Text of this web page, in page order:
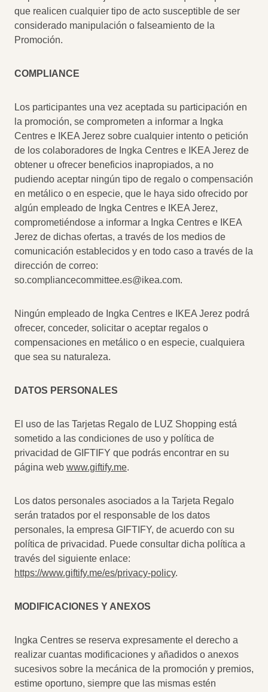
que realicen cualquier tipo de acto susceptible de ser
considerado manipulación o falseamiento de la
Promoción.
COMPLIANCE
Los participantes una vez aceptada su participación en
la promoción, se comprometen a informar a Ingka
Centres e IKEA Jerez sobre cualquier intento o petición
de los colaboradores de Ingka Centres e IKEA Jerez de
obtener u ofrecer beneficios inapropiados, a no
pudiendo aceptar ningún tipo de regalo o compensación
en metálico o en especie, que le haya sido ofrecido por
algún empleado de Ingka Centres e IKEA Jerez,
comprometiéndose a informar a Ingka Centres e IKEA
Jerez de dichas ofertas, a través de los medios de
comunicación establecidos y en todo caso a través de la
dirección de correo:
so.compliancecommittee.es@ikea.com.
Ningún empleado de Ingka Centres e IKEA Jerez podrá
ofrecer, conceder, solicitar o aceptar regalos o
compensaciones en metálico o en especie, cualquiera
que sea su naturaleza.
DATOS PERSONALES
El uso de las Tarjetas Regalo de LUZ Shopping está
sometido a las condiciones de uso y política de
privacidad de GIFTIFY que podrás encontrar en su
página web www.giftify.me.
Los datos personales asociados a la Tarjeta Regalo
serán tratados por el responsable de los datos
personales, la empresa GIFTIFY, de acuerdo con su
política de privacidad. Puede consultar dicha política a
través del siguiente enlace:
https://www.giftify.me/es/privacy-policy.
MODIFICACIONES Y ANEXOS
Ingka Centres se reserva expresamente el derecho a
realizar cuantas modificaciones y añadidos o anexos
sucesivos sobre la mecánica de la promoción y premios,
estime oportuno, siempre que las mismas estén